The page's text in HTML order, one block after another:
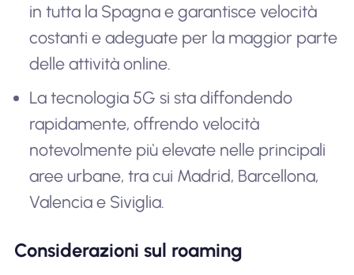
in tutta la Spagna e garantisce velocità
costanti e adeguate per la maggior parte
delle attività online.
La tecnologia 5G si sta diffondendo
rapidamente, offrendo velocità
notevolmente più elevate nelle principali
aree urbane, tra cui Madrid, Barcellona,
Valencia e Siviglia.
Considerazioni sul roaming